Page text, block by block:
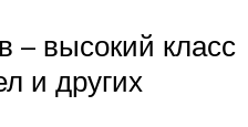
– высокий класс
и других